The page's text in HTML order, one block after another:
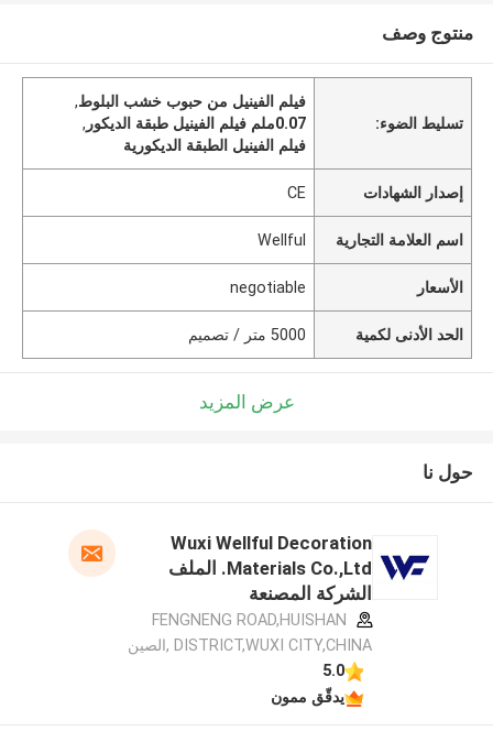
منتوج وصف
تسليط الضوء:
فيلم الفينيل من حبوب خشب البلوط,
0.07ملم فيلم الفينيل طبقة الديكور
,
فيلم الفينيل الطبقة الديكورية
إصدار الشهادات CE
اسم العلامة التجارية Wellful
الأسعار negotiable
الحد الأدنى لكمية 5000 متر / تصميم
عرض المزيد
حول نا
Wuxi Wellful Decoration
Materials Co.,Ltd. الملف
الشركة المصنعة
FENGNENG ROAD,HUISHAN
DISTRICT,WUXI CITY,CHINA ,الصين
5.0
يدقّق ممون